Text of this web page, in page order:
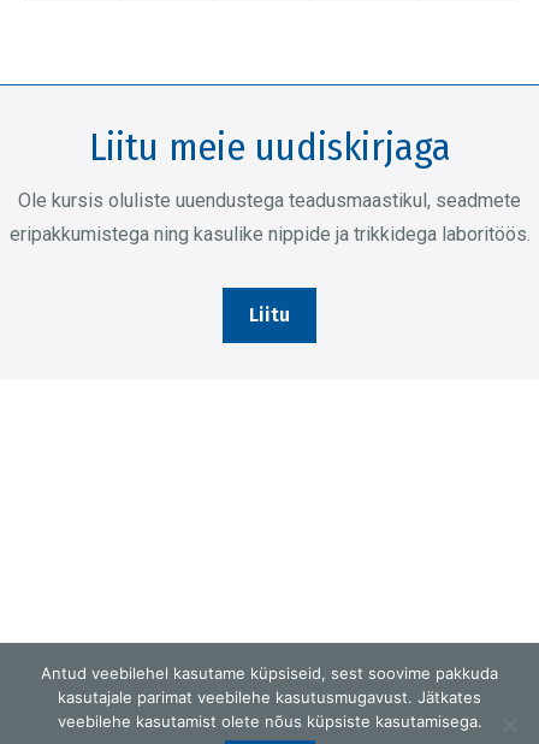
Liitu meie uudiskirjaga
Ole kursis oluliste uuendustega teadusmaastikul, seadmete
eripakkumistega ning kasulike nippide ja trikkidega laboritöös.
Liitu
Antud veebilehel kasutame küpsiseid, sest soovime pakkuda
kasutajale parimat veebilehe kasutusmugavust. Jätkates
veebilehe kasutamist olete nõus küpsiste kasutamisega.